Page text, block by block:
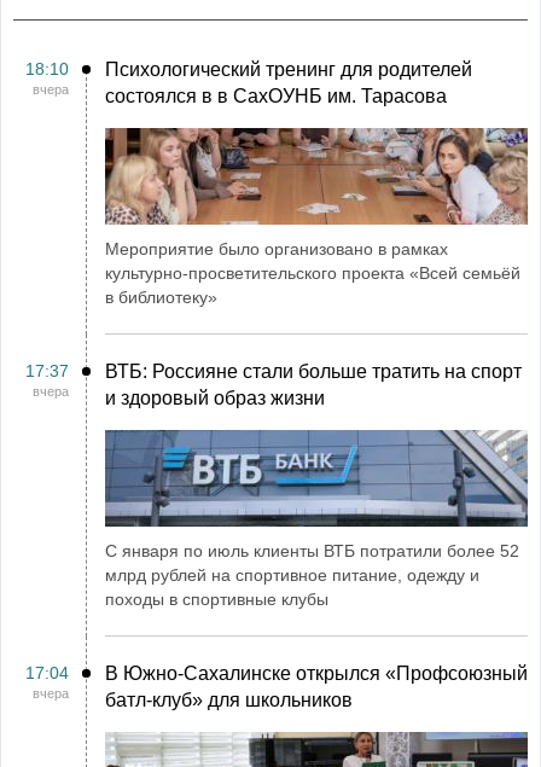
18:10
вчера
Психологический тренинг для родителей
состоялся в в СахОУНБ им. Тарасова
Мероприятие было организовано в рамках
культурно-просветительского проекта «Всей семьёй
в библиотеку»
17:37
вчера
ВТБ: Россияне стали больше тратить на спорт
и здоровый образ жизни
С января по июль клиенты ВТБ потратили более 52
млрд рублей на спортивное питание, одежду и
походы в спортивные клубы
17:04
вчера
В Южно-Сахалинске открылся «Профсоюзный
батл-клуб» для школьников